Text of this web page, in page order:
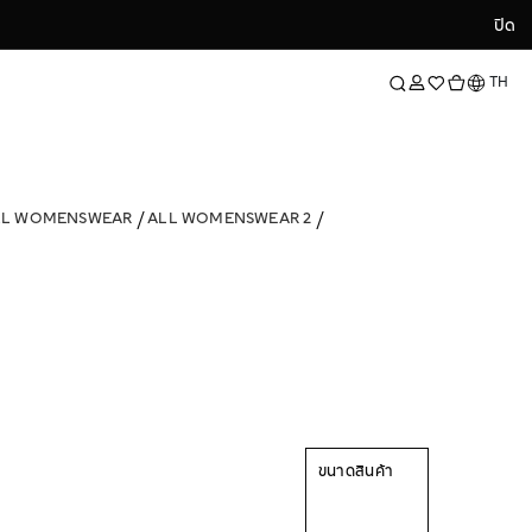
ปิด
ปิด
ภาษาTH
WOMENSWEAR
ALL WOMENSWEAR 2
ขนาดสินค้า